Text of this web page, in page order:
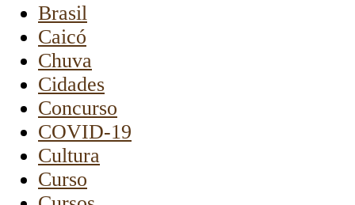
Brasil
Caicó
Chuva
Cidades
Concurso
COVID-19
Cultura
Curso